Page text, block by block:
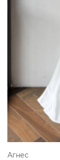
Агнес